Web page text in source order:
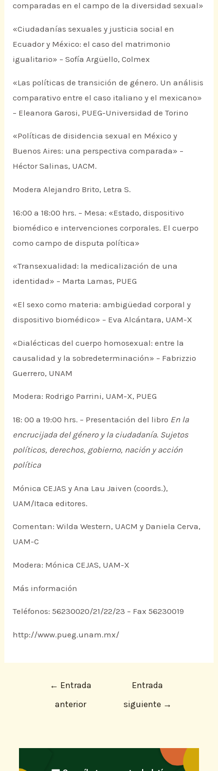
comparadas en el campo de la diversidad sexual»
«Ciudadanías sexuales y justicia social en
Ecuador y México: el caso del matrimonio
igualitario» – Sofía Argüello, Colmex
«Las políticas de transición de género. Un análisis
comparativo entre el caso italiano y el mexicano»
– Eleanora Garosi, PUEG-Universidad de Torino
«Políticas de disidencia sexual en México y
Buenos Aires: una perspectiva comparada» –
Héctor Salinas, UACM.
Modera Alejandro Brito, Letra S.
16:00 a 18:00 hrs. – Mesa: «Estado, dispositivo
biomédico e intervenciones corporales. El cuerpo
como campo de disputa política»
«Transexualidad: la medicalización de una
identidad» – Marta Lamas, PUEG
«El sexo como materia: ambigüedad corporal y
dispositivo biomédico» – Eva Alcántara, UAM-X
«Dialécticas del cuerpo homosexual: entre la
causalidad y la sobredeterminación» – Fabrizzio
Guerrero, UNAM
Modera: Rodrigo Parrini, UAM-X, PUEG
18: 00 a 19:00 hrs. – Presentación del libro En la
encrucijada del género y la ciudadanía. Sujetos
políticos, derechos, gobierno, nación y acción
política
Mónica CEJAS y Ana Lau Jaiven (coords.),
UAM/Itaca editores.
Comentan: Wilda Western, UACM y Daniela Cerva,
UAM-C
Modera: Mónica CEJAS, UAM-X
Más información
Teléfonos: 56230020/21/22/23 – Fax 56230019
http://www.pueg.unam.mx/
← Entrada
anterior
Entrada
siguiente →